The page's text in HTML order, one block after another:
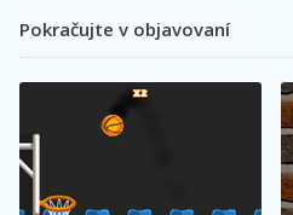
Pokračujte v objavovaní